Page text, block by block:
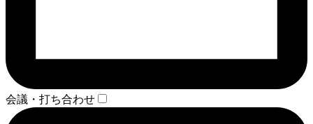
会議・打ち合わせ